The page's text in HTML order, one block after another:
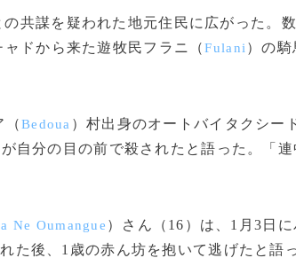
共謀を疑われた地元住民に広がった。
ドから来た遊牧民フラニ（Fulani ）の
（Bedoua ）村出身のオートバイタクシー
自分の目の前で殺されたと語った。「
Ne Oumangue ）さん（16）は、1月3日
た後、1歳の赤ん坊を抱いて逃げたと語